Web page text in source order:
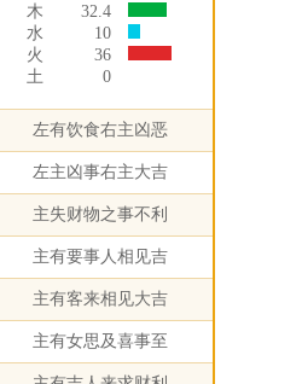
木
32.4
水
10
火
36
土
0
左有饮食右主凶恶
左主凶事右主大吉
主失财物之事不利
主有要事人相见吉
主有客来相见大吉
主有女思及喜事至